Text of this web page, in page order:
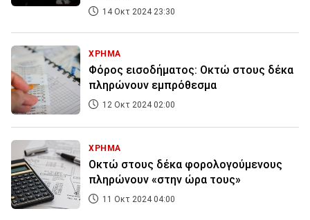
14 Οκτ 2024 23:30
ΧΡΗΜΑ
Φόρος εισοδήματος: Oκτώ στους δέκα
πληρώνουν εμπρόθεσμα
12 Οκτ 2024 02:00
ΧΡΗΜΑ
Οκτώ στους δέκα φορολογούμενους
πληρώνουν «στην ώρα τους»
11 Οκτ 2024 04:00